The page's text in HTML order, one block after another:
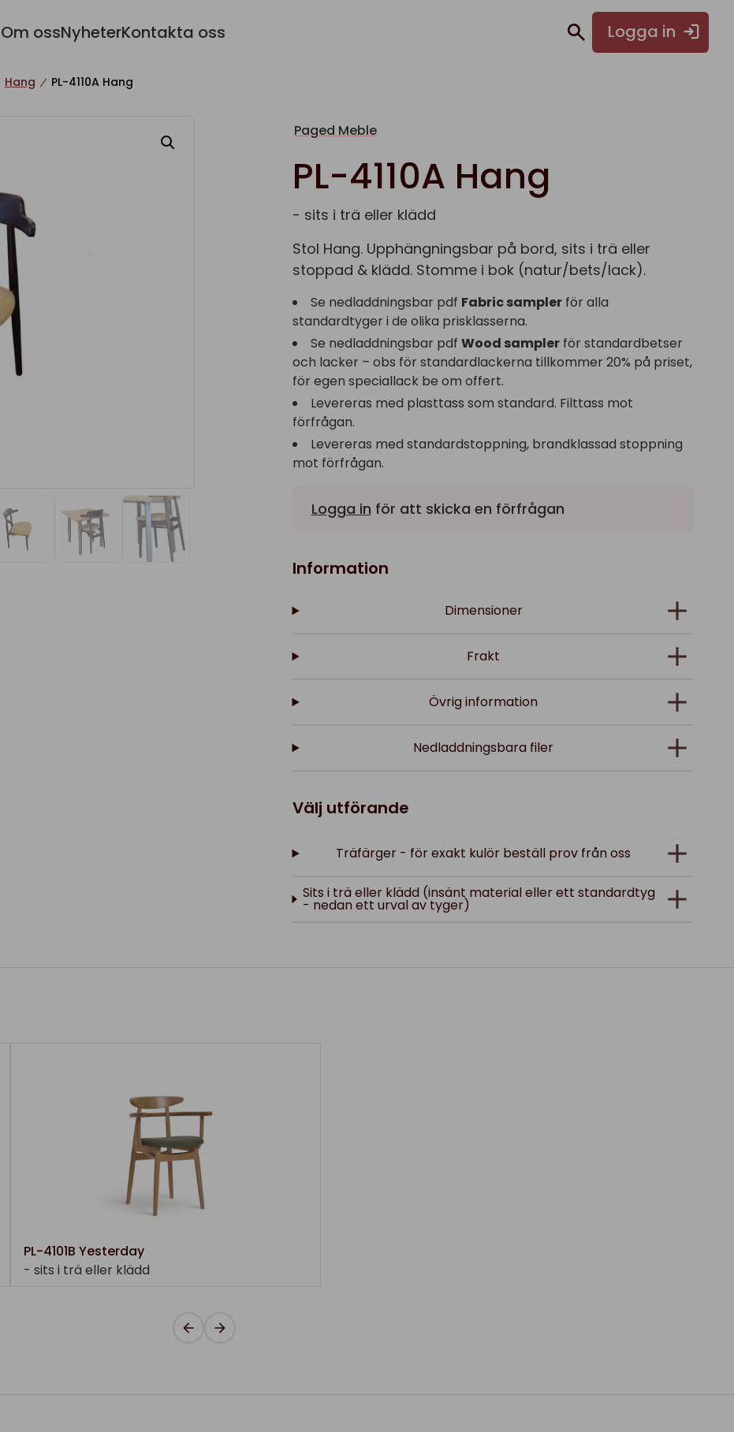
Om ossNyheterKontakta oss Logga in
Hang PL-4110A Hang
Paged Meble
PL-4110A Hang
- sits i trä eller klädd
Stol Hang. Upphängningsbar på bord, sits i trä eller
stoppad & klädd. Stomme i bok (natur/bets/lack).
Se nedladdningsbar pdf Fabric samplerför alla
standardtyger i de olika prisklasserna.
Se nedladdningsbar pdf Wood samplerför standardbetser
och lacker – obs för standardlackerna tillkommer 20% på priset,
för egen speciallack be om offert.
Levereras med plasttass som standard. Filttass mot
förfrågan.
Levereras med standardstoppning, brandklassad stoppning
mot förfrågan.
Logga in för att skicka en förfrågan
Information
Dimensioner
Frakt
Övrig information
Nedladdningsbara filer
Välj utförande
Träfärger - för exakt kulör beställ prov från oss
Sits i trä eller klädd (insänt material eller ett standardtyg
- nedan ett urval av tyger)
PL-4101B Yesterday
- sits i trä eller klädd